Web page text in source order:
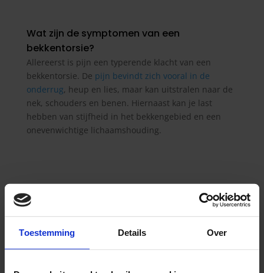
Toestemming Details Over
Wat zijn de symptomen van een
bekkentorsie?
Allereerst is pijn een typerende klacht van een
bekkentorsie. De pijn bevindt zich vooral in de
onderrug, heup en lies, maar kan uitstralen naar de
nek, schouders en benen. Hiernaast kan je last
hebben van stijfheid in het bekkengebied en een
onevenwichtige lichaamshouding.
Fysiotherapie bij een bekkentorsie
maken heeft met de verdeling van de spierkrachten
rondom het bekken, kan fysiotherapie je goed